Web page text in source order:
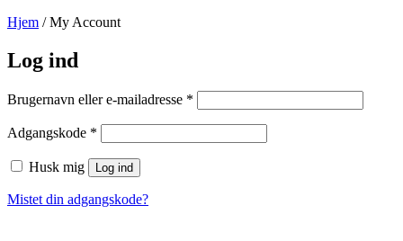
Hjem / My Account
Log ind
Brugernavn eller e-mailadresse *
Adgangskode *
Husk mig Log ind
Mistet din adgangskode?